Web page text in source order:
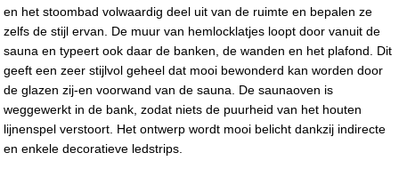
en het stoombad volwaardig deel uit van de ruimte en bepalen ze
zelfs de stijl ervan. De muur van hemlocklatjes loopt door vanuit de
sauna en typeert ook daar de banken, de wanden en het plafond. Dit
geeft een zeer stijlvol geheel dat mooi bewonderd kan worden door
de glazen zij-en voorwand van de sauna. De saunaoven is
weggewerkt in de bank, zodat niets de puurheid van het houten
lijnenspel verstoort. Het ontwerp wordt mooi belicht dankzij indirecte
en enkele decoratieve ledstrips.